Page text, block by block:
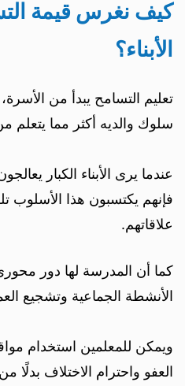
كيف نغرس قيمة
الأبناء؟
تعليم التسامح يبدأ من
سلوك والديه أكثر مما يتعلم
عندما يرى الأبناء الكبار
فإنهم يكتسبون هذا الأسلوب
علاقاتهم.
كما أن المدرسة لها دور
الأنشطة الجماعية وتشجيع
ويمكن للمعلمين استخدام
العفو واحترام الاختلاف بدلًا